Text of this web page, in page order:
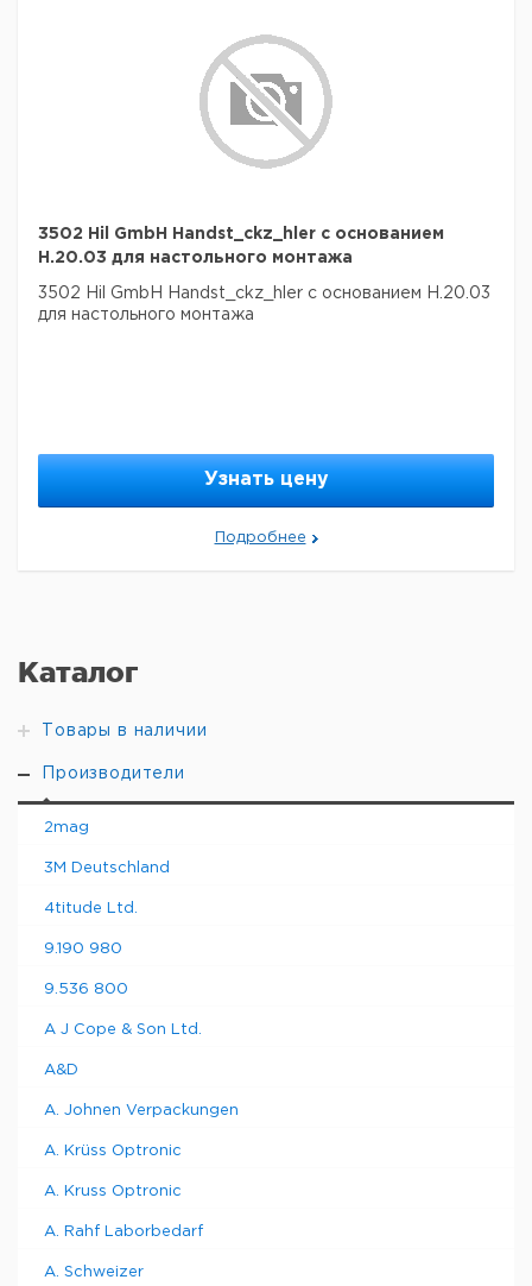
Каталог
Товары в наличии
Производители
2mag
3M Deutschland
4titude Ltd.
9.190 980
9.536 800
A J Cope & Son Ltd.
A&D
A. Johnen Verpackungen
A. Krüss Optronic
A. Kruss Optronic
A. Rahf Laborbedarf
A. Schweizer
3502 Hil GmbH Handst_ckz_hler с основанием
H.20.03 для настольного монтажа
3502 Hil GmbH Handst_ckz_hler с основанием H.20.03
для настольного монтажа
Узнать цену
Подробнее